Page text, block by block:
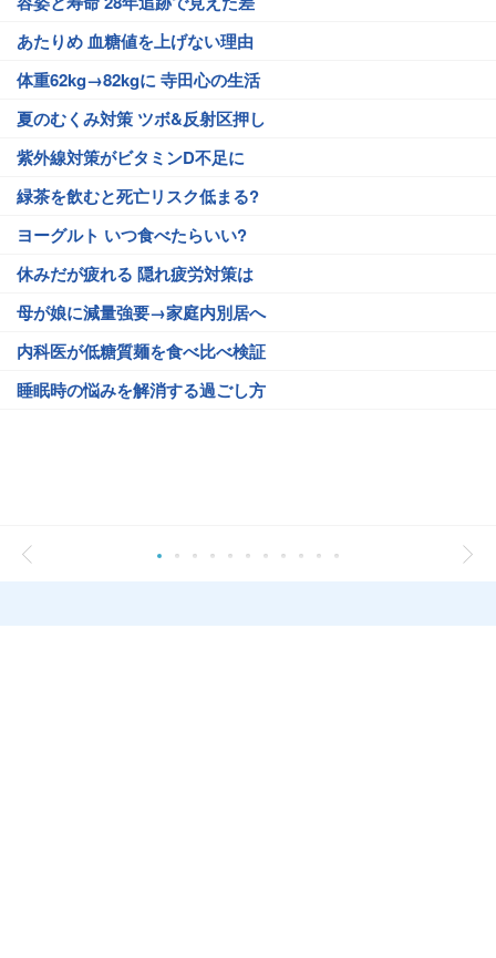
あたりめ 血糖値を上げない理由
体重62kg→82kgに 寺田心の生活
夏のむくみ対策 ツボ&反射区押し
紫外線対策がビタミンD不足に
緑茶を飲むと死亡リスク低まる?
ヨーグルト いつ食べたらいい?
休みだが疲れる 隠れ疲労対策は
母が娘に減量強要→家庭内別居へ
内科医が低糖質麺を食べ比べ検証
睡眠時の悩みを解消する過ごし方